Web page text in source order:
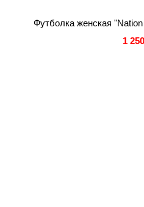
Футболка женская
1